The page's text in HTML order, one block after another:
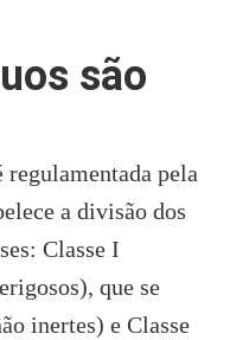
são
pela
a divisão dos
Classe I
que se
inertes) e Classe